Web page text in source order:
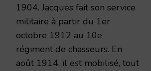
1904. Jacques fait son service
militaire à partir du 1er
octobre 1912 au 10e
régiment de chasseurs. En
août 1914, il est mobilisé, tout